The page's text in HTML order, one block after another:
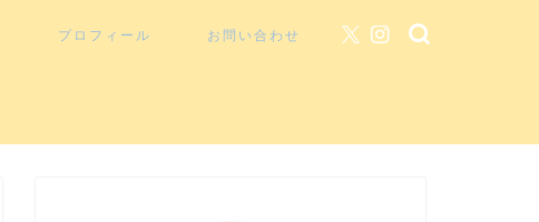
プロフィール お問い合わせ